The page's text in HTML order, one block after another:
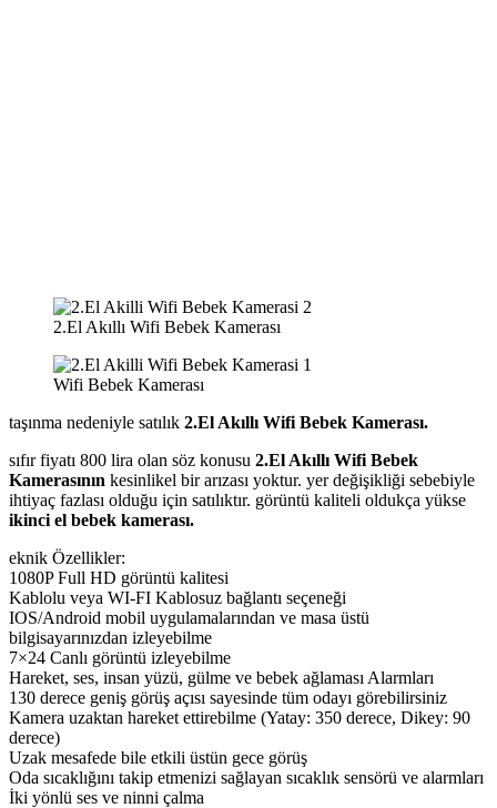
2.El Akıllı Wifi Bebek Kamerası
Wifi Bebek Kamerası
taşınma nedeniyle satılık 2.El Akıllı Wifi Bebek Kamerası.
sıfır fiyatı 800 lira olan söz konusu 2.El Akıllı Wifi Bebek
Kamerasının kesinlikel bir arızası yoktur. yer değişikliği sebebiyle
ihtiyaç fazlası olduğu için satılıktır. görüntü kaliteli oldukça yükse
ikinci el bebek kamerası.
eknik Özellikler:
1080P Full HD görüntü kalitesi
Kablolu veya WI-FI Kablosuz bağlantı seçeneği
IOS/Android mobil uygulamalarından ve masa üstü
bilgisayarınızdan izleyebilme
7×24 Canlı görüntü izleyebilme
Hareket, ses, insan yüzü, gülme ve bebek ağlaması Alarmları
130 derece geniş görüş açısı sayesinde tüm odayı görebilirsiniz
Kamera uzaktan hareket ettirebilme (Yatay: 350 derece, Dikey: 90
derece)
Uzak mesafede bile etkili üstün gece görüş
Oda sıcaklığını takip etmenizi sağlayan sıcaklık sensörü ve alarmları
İki yönlü ses ve ninni çalma